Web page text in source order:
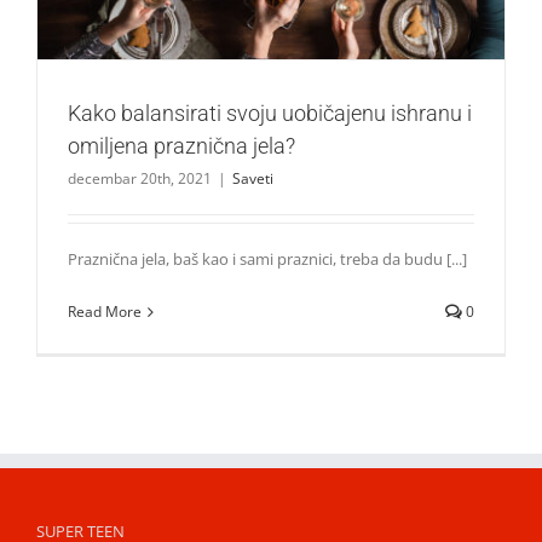
Kako balansirati svoju uobičajenu ishranu i
omiljena praznična jela?
decembar 20th, 2021 | Saveti
Praznična jela, baš kao i sami praznici, treba da budu [...]
Read More 0
SUPER TEEN